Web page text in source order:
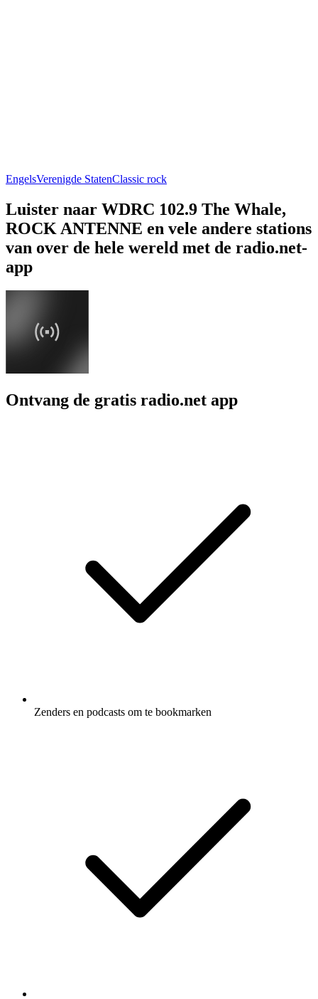
EngelsVerenigde StatenClassic rock
Luister naar WDRC 102.9 The Whale,
ROCK ANTENNE en vele andere stations
van over de hele wereld met de radio.net-
app
Ontvang de gratis radio.net app
Zenders en podcasts om te bookmarken